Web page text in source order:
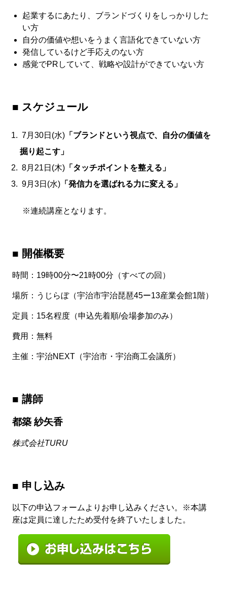
起業するにあたり、ブランドづくりをしっかりした
い方
自分の価値や想いをうまく言語化できていない方
発信しているけど手応えのない方
感覚でPRしていて、戦略や設計ができていない方
■ スケジュール
7月30日(水) 「ブランドという視点で、自分の価値を
掘り起こす」
8月21日(木) 「タッチポイントを整える」
9月3日(水) 「発信力を選ばれる力に変える」
※連続講座となります。
■ 開催概要
時間：19時00分〜21時00分（すべての回）
場所：うじらぼ（宇治市宇治琵琶45ー13産業会館1階）
定員：15名程度（申込先着順/会場参加のみ）
費用：無料
主催：宇治NEXT（宇治市・宇治商工会議所）
■ 講師
都築 紗矢香
株式会社TURU
■ 申し込み
以下の申込フォームよりお申し込みください。※本講
座は定員に達したため受付を終了いたしました。